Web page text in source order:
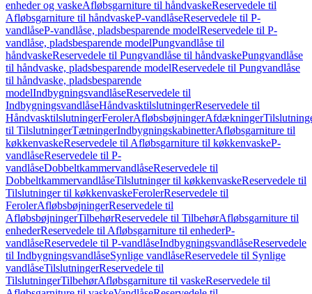
enheder og vaskeAfløbsgarniture til håndvaskeReservedele til
Afløbsgarniture til håndvaskeP-vandlåseReservedele til P-
vandlåseP-vandlåse, pladsbesparende modelReservedele til P-
vandlåse, pladsbesparende modelPungvandlåse til
håndvaskeReservedele til Pungvandlåse til håndvaskePungvandlåse
til håndvaske, pladsbesparende modelReservedele til Pungvandlåse
til håndvaske, pladsbesparende
modelIndbygningsvandlåseReservedele til
IndbygningsvandlåseHåndvasktilslutningerReservedele til
HåndvasktilslutningerFerolerAfløbsbøjningerAfdækninger
til TilslutningerTætningerIndbygningskabinetterAfløbsgarniture til
køkkenvaskeReservedele til Afløbsgarniture til køkkenvaskeP-
vandlåseReservedele til P-
vandlåseDobbeltkammervandlåseReservedele til
DobbeltkammervandlåseTilslutninger til køkkenvaskeReservedele til
Tilslutninger til køkkenvaskeFerolerReservedele til
FerolerAfløbsbøjningerReservedele til
AfløbsbøjningerTilbehørReservedele til TilbehørAfløbsgarniture til
enhederReservedele til Afløbsgarniture til enhederP-
vandlåseReservedele til P-vandlåseIndbygningsvandlåseReservedele
til IndbygningsvandlåseSynlige vandlåseReservedele til Synlige
vandlåseTilslutningerReservedele til
TilslutningerTilbehørAfløbsgarniture til vaskeReservedele til